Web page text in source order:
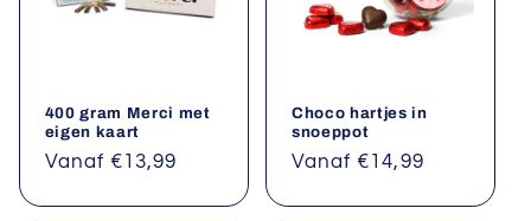
400 gram Merci met
eigen kaart
Normale
Vanaf €13,99
Choco hartjes in
snoeppot
Normale
Vanaf €14,99